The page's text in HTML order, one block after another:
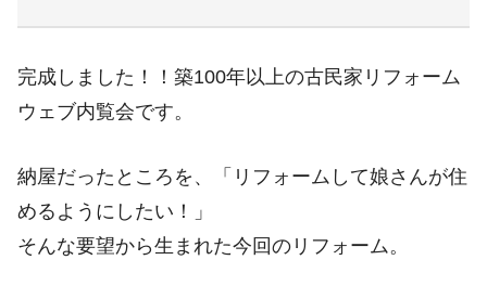
完成しました！！築100年以上の古民家リフォーム
ウェブ内覧会です。
納屋だったところを、「リフォームして娘さんが住
めるようにしたい！」
そんな要望から生まれた今回のリフォーム。